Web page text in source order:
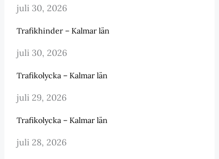
juli 30, 2026
Trafikhinder – Kalmar län
juli 30, 2026
Trafikolycka – Kalmar län
juli 29, 2026
Trafikolycka – Kalmar län
juli 28, 2026